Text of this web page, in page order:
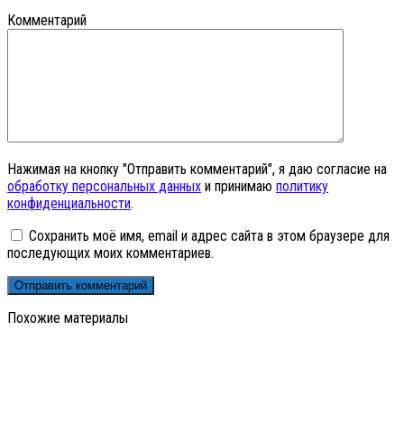
Комментарий
Нажимая на кнопку "Отправить комментарий", я даю согласие на
обработку персональных данных и принимаю политику
конфиденциальности.
Сохранить моё имя, email и адрес сайта в этом браузере для
последующих моих комментариев.
Похожие материалы